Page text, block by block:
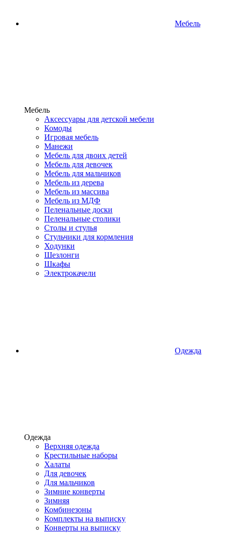
Мебель
Мебель
Аксессуары для детской мебели
Комоды
Игровая мебель
Манежи
Мебель для двоих детей
Мебель для девочек
Мебель для мальчиков
Мебель из дерева
Мебель из массива
Мебель из МДФ
Пеленальные доски
Пеленальные столики
Столы и стулья
Стульчики для кормления
Ходунки
Шезлонги
Шкафы
Электрокачели
Одежда
Одежда
Верхняя одежда
Крестильные наборы
Халаты
Для девочек
Для мальчиков
Зимние конверты
Зимняя
Комбинезоны
Комплекты на выписку
Конверты на выписку